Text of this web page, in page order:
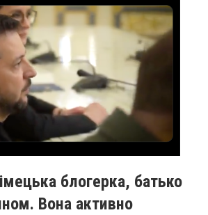
блогерка, батько
Вона активно